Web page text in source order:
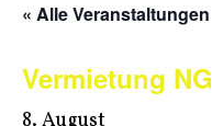
« Alle Veranstaltungen
Vermietung NG